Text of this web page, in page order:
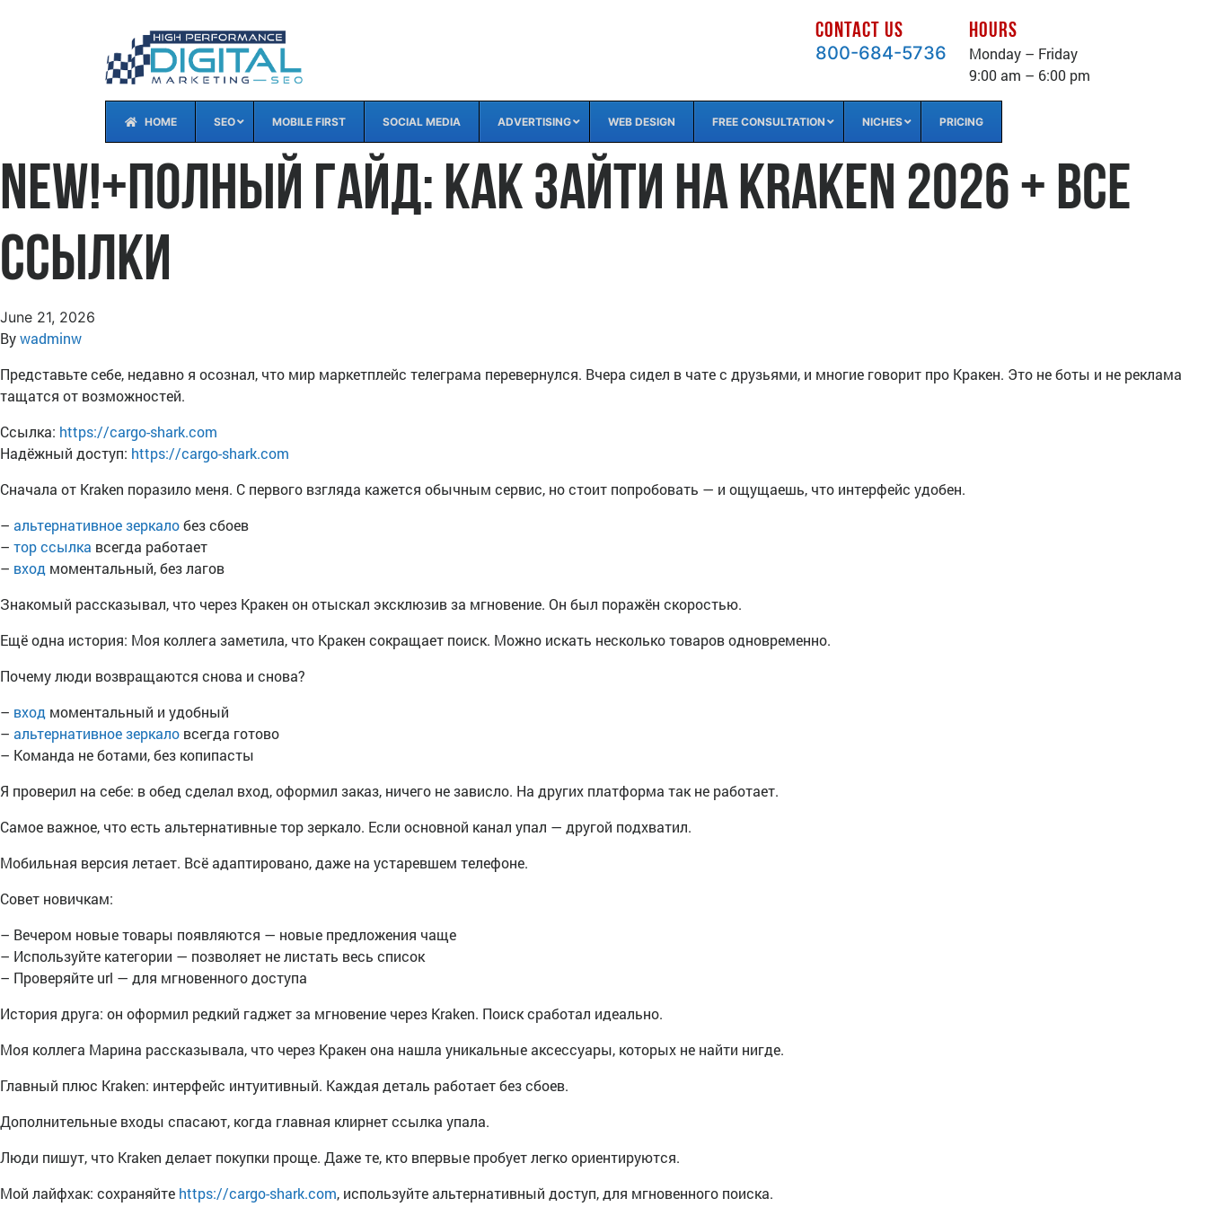
CONTACT US
800-684-5736
HOURS
Monday – Friday
9:00 am – 6:00 pm
HOME SEO MOBILE FIRST SOCIAL MEDIA ADVERTISING WEB DESIGN FREE CONSULTATION NICHES PRICING
new!+Полный гайд: как зайти на Kraken 2026 + все
ссылки
June 21, 2026
Bywadminw
Представьте себе, недавно я осознал, что мир маркетплейс телеграма перевернулся. Вчера сидел в чате с друзьями, и многие говорит про Кракен. Это не боты и не реклама
тащатся от возможностей.
Ссылка: https://cargo-shark.com
Надёжный доступ: https://cargo-shark.com
Сначала от Kraken поразило меня. С первого взгляда кажется обычным сервис, но стоит попробовать — и ощущаешь, что интерфейс удобен.
– альтернативное зеркалобез сбоев
– тор ссылка всегда работает
– вход моментальный, без лагов
Знакомый рассказывал, что через Кракен он отыскал эксклюзив за мгновение. Он был поражён скоростью.
Ещё одна история: Моя коллега заметила, что Кракен сокращает поиск. Можно искать несколько товаров одновременно.
Почему люди возвращаются снова и снова?
– вход моментальный и удобный
– альтернативное зеркало всегда готово
– Команда не ботами, без копипасты
Я проверил на себе: в обед сделал вход, оформил заказ, ничего не зависло. На других платформа так не работает.
Самое важное, что есть альтернативные тор зеркало. Если основной канал упал — другой подхватил.
Мобильная версия летает. Всё адаптировано, даже на устаревшем телефоне.
Совет новичкам:
– Вечером новые товары появляются — новые предложения чаще
– Используйте категории — позволяет не листать весь список
– Проверяйте url — для мгновенного доступа
История друга: он оформил редкий гаджет за мгновение через Kraken. Поиск сработал идеально.
Моя коллега Марина рассказывала, что через Кракен она нашла уникальные аксессуары, которых не найти нигде.
Главный плюс Kraken: интерфейс интуитивный. Каждая деталь работает без сбоев.
Дополнительные входы спасают, когда главная клирнет ссылка упала.
Люди пишут, что Kraken делает покупки проще. Даже те, кто впервые пробует легко ориентируются.
Мой лайфхак: сохраняйте https://cargo-shark.com, используйте альтернативный доступ, для мгновенного поиска.